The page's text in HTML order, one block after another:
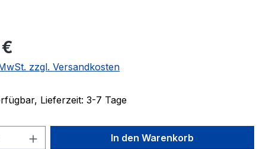
zzgl. Versandkosten
Lieferzeit: 3-7 Tage
Anzahl: Gib den gewünschten Wert
In den Warenkorb